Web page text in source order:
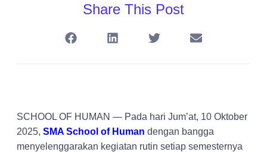
Share This Post
SCHOOL OF HUMAN — Pada hari Jum’at, 10 Oktober
2025, SMA School of Human dengan bangga
menyelenggarakan kegiatan rutin setiap semesternya